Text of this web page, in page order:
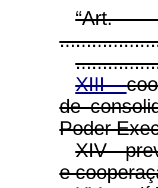
XIII -
de
Poder
XIV -
e